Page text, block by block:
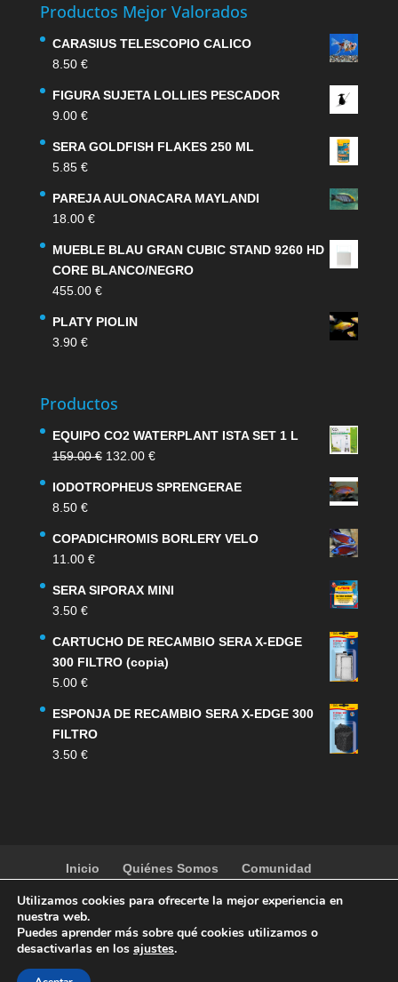
Productos Mejor Valorados
CARASIUS TELESCOPIO CALICO
8.50 €
FIGURA SUJETA LOLLIES PESCADOR
9.00 €
SERA GOLDFISH FLAKES 250 ML
5.85 €
PAREJA AULONACARA MAYLANDI
18.00 €
MUEBLE BLAU GRAN CUBIC STAND 9260 HD
CORE BLANCO/NEGRO
455.00 €
PLATY PIOLIN
3.90 €
Productos
EQUIPO CO2 WATERPLANT ISTA SET 1 L
159.00€ El
original
159.00 €.
132.00 €El
actual
132.00 €.
IODOTROPHEUS SPRENGERAE
8.50 €
COPADICHROMIS BORLERY VELO
11.00 €
SERA SIPORAX MINI
3.50 €
CARTUCHO DE RECAMBIO SERA X-EDGE
300 FILTRO (copia)
5.00 €
ESPONJA DE RECAMBIO SERA X-EDGE 300
FILTRO
3.50 €
Inicio Quiénes Somos
Comunidad
Contacto
Tienda
Utilizamos cookies para ofrecerte la mejor experiencia en
nuestra web.
Puedes aprender más sobre qué cookies utilizamos o
desactivarlas en los ajustes.